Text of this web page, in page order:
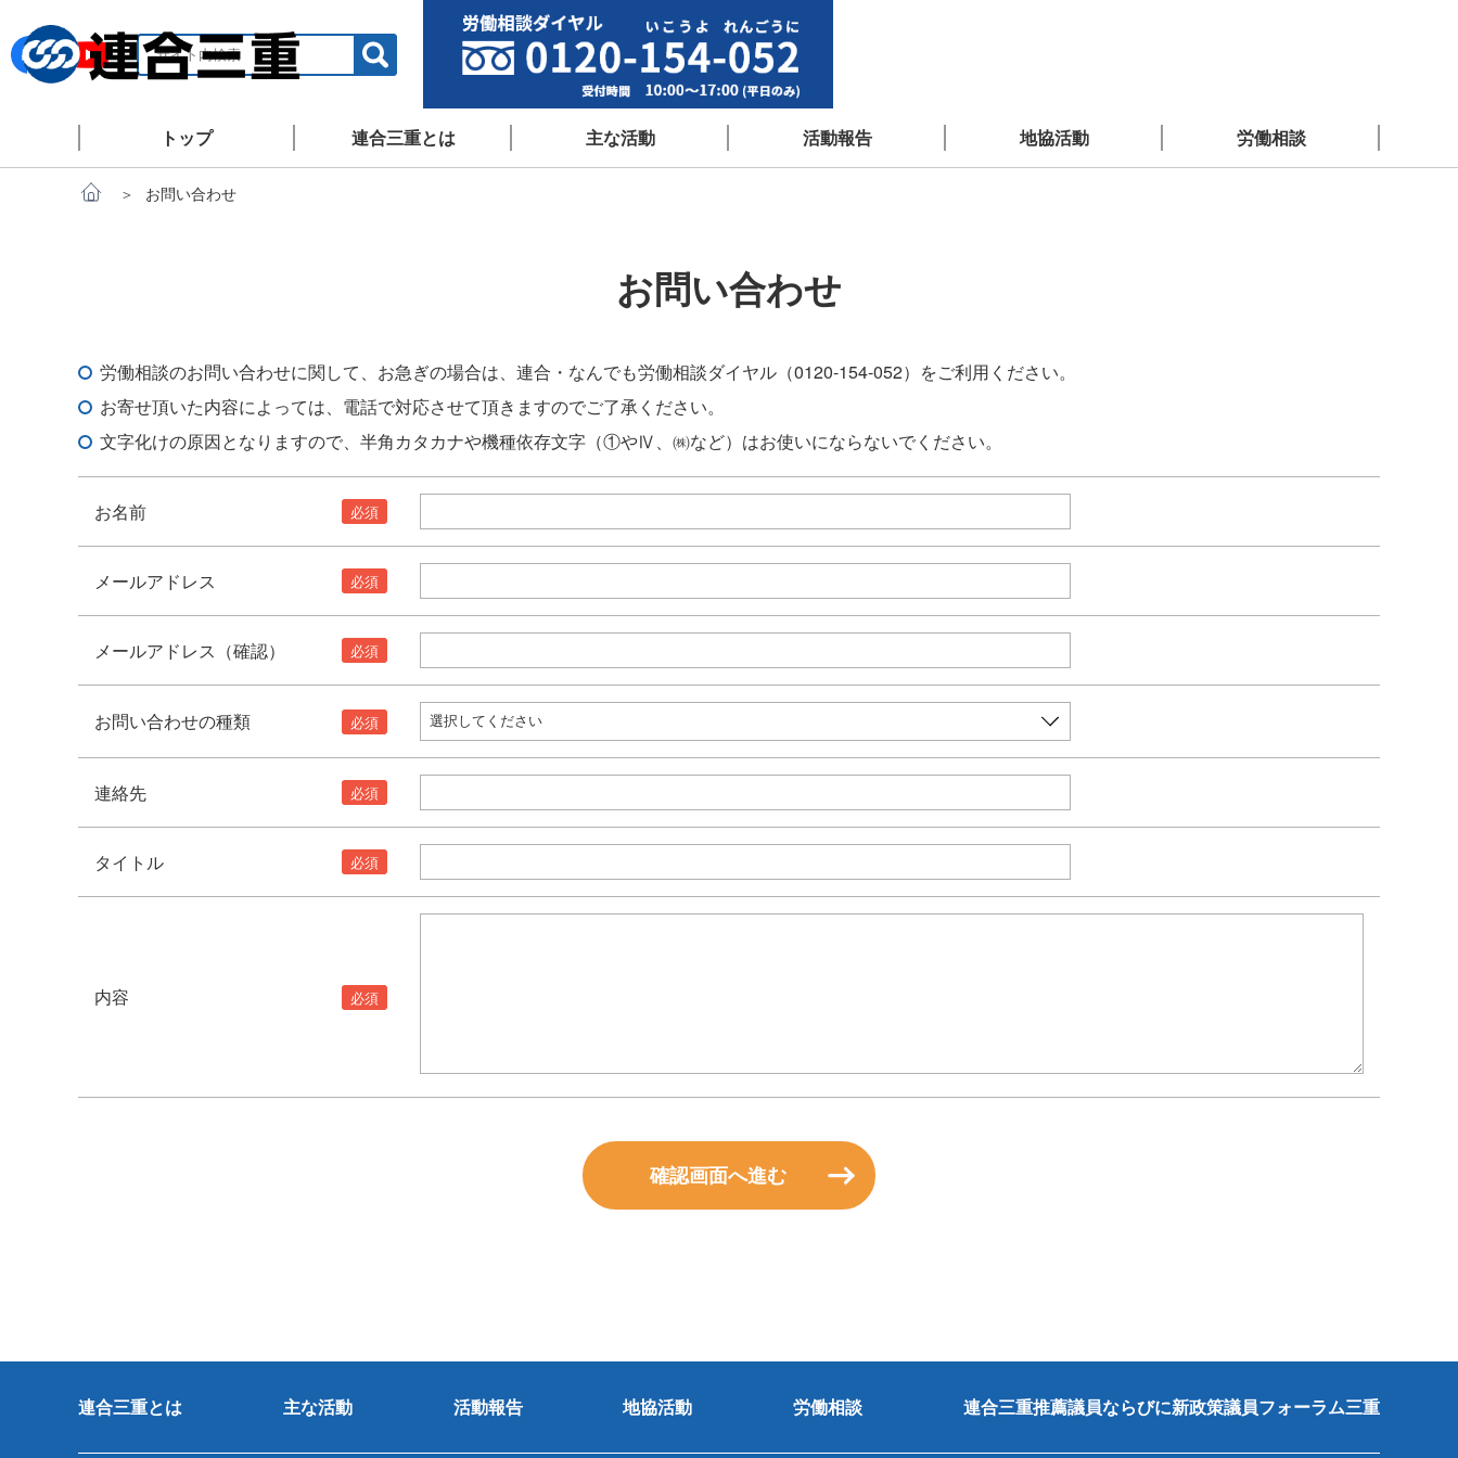
トップ 連合三重とは 主な活動 活動報告 地協活動 労働相談
お問い合わせ
お問い合わせ
労働相談のお問い合わせに関して、お急ぎの場合は、連合・なんでも労働相談ダイヤル（0120-154-052）をご利用ください。
お寄せ頂いた内容によっては、電話で対応させて頂きますのでご了承ください。
文字化けの原因となりますので、半角カタカナや機種依存文字（①やⅣ、㈱など）はお使いにならないでください。
お名前
メールアドレス
メールアドレス（確認）
お問い合わせの種類
連絡先
タイトル
内容
確認画面へ進む
連合三重とは 主な活動 活動報告 地協活動 労働相談 連合三重推薦議員ならびに新政策議員フォーラム三重